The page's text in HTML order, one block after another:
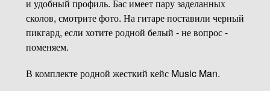
и удобный профиль. Бас имеет пару заделанных
сколов, смотрите фото. На гитаре поставили черный
пикгард, если хотите родной белый - не вопрос -
поменяем.
В комплекте родной жесткий кейс Music Man.